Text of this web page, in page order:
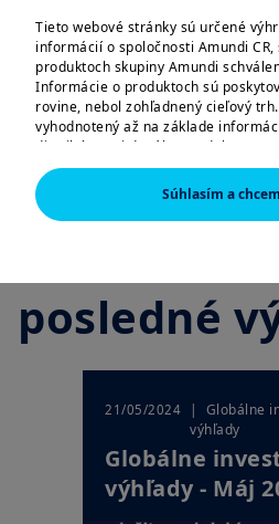
Tieto webové stránky sú určené
informácií o spoločnosti Amundi
produktoch skupiny Amundi
Informácie o produktoch sú
rovine, nebol zohľadnený cieľový
vyhodnotený až na základe
distribútorovi daného produktu.
Informácie tu uvedené nemusia byť
času meniť a Amundi CR ich môže
aktualizovať.
Informácie obsiahnuté na týchto
štátnym príslušníkom či občanom
resp. „americkým osobám“ tak, ako
Spojených štátoch amerických a
obchodnú spoločnosť založenú
amerických právnych predpisov. Ak
nie ste oprávnení na tieto webové
Súhlasím a
posledné
21/05/2024
| Globálne
výhľady
Globálne
výhľady - Máj